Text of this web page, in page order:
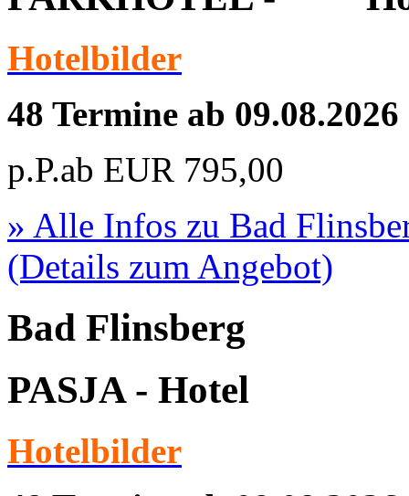
Hotelbilder
48 Termine ab 09.08.2026
p.P.ab EUR 795,00
» Alle Infos zu Bad
(Details zum Angebot)
Bad Flinsberg
PASJA - Hotel
Hotelbilder